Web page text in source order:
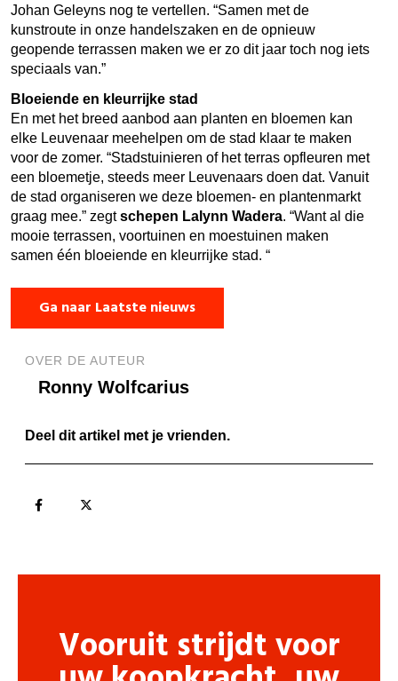
Johan Geleyns nog te vertellen. “Samen met de
kunstroute in onze handelszaken en de opnieuw
geopende terrassen maken we er zo dit jaar toch nog iets
speciaals van.”
Bloeiende en kleurrijke stad
En met het breed aanbod aan planten en bloemen kan
elke Leuvenaar meehelpen om de stad klaar te maken
voor de zomer. “Stadstuinieren of het terras opfleuren met
een bloemetje, steeds meer Leuvenaars doen dat. Vanuit
de stad organiseren we deze bloemen- en plantenmarkt
graag mee.” zegtschepen Lalynn Wadera. “Want al die
mooie terrassen, voortuinen en moestuinen maken
samen één bloeiende en kleurrijke stad. “
Ga naar Laatste nieuws
OVER DE AUTEUR
Ronny Wolfcarius
Deel dit artikel met je vrienden.
Vooruit strijdt voor